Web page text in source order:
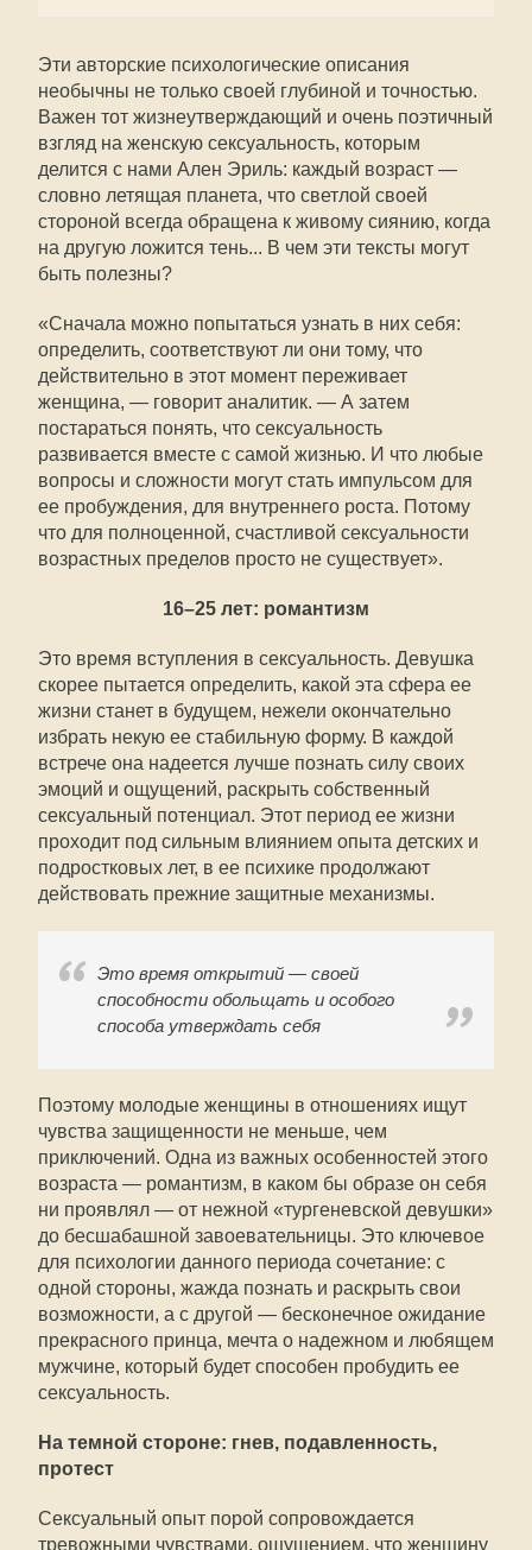
Эти авторские психологические описания
необычны не только своей глубиной и точностью.
Важен тот жизнеутверждающий и очень поэтичный
взгляд на женскую сексуальность, которым
делится с нами Ален Эриль: каждый возраст —
словно летящая планета, что светлой своей
стороной всегда обращена к живому сиянию, когда
на другую ложится тень... В чем эти тексты могут
быть полезны?
«Сначала можно попытаться узнать в них себя:
определить, соответствуют ли они тому, что
действительно в этот момент переживает
женщина, — говорит аналитик. — А затем
постараться понять, что сексуальность
развивается вместе с самой жизнью. И что любые
вопросы и сложности могут стать импульсом для
ее пробуждения, для внутреннего роста. Потому
что для полноценной, счастливой сексуальности
возрастных пределов просто не существует».
16–25 лет: романтизм
Это время вступления в сексуальность. Девушка
скорее пытается определить, какой эта сфера ее
жизни станет в будущем, нежели окончательно
избрать некую ее стабильную форму. В каждой
встрече она надеется лучше познать силу своих
эмоций и ощущений, раскрыть собственный
сексуальный потенциал. Этот период ее жизни
проходит под сильным влиянием опыта детских и
подростковых лет, в ее психике продолжают
действовать прежние защитные механизмы.
Это время открытий — своей
способности обольщать и особого
способа утверждать себя
Поэтому молодые женщины в отношениях ищут
чувства защищенности не меньше, чем
приключений. Одна из важных особенностей этого
возраста — романтизм, в каком бы образе он себя
ни проявлял — от нежной «тургеневской девушки»
до бесшабашной завоевательницы. Это ключевое
для психологии данного периода сочетание: с
одной стороны, жажда познать и раскрыть свои
возможности, а с другой — бесконечное ожидание
прекрасного принца, мечта о надежном и любящем
мужчине, который будет способен пробудить ее
сексуальность.
На темной стороне: гнев, подавленность,
протест
Сексуальный опыт порой сопровождается
тревожными чувствами, ощущением, что женщину